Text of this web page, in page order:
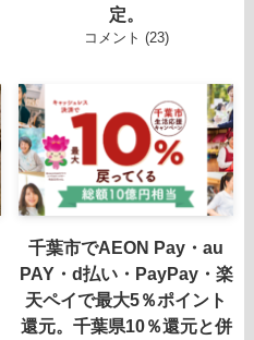
定。
コメント (23)
千葉市でAEON Pay・au
PAY・d払い・PayPay・楽
天ペイで最大5％ポイント
還元。千葉県10％還元と併